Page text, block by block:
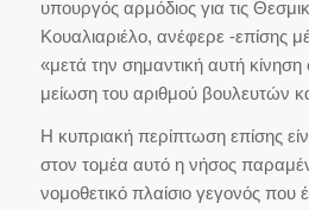
υπουργός αρμόδιος για τις
Κουαλιαριέλο, ανέφερε -επίσης
«μετά την σημαντική αυτή
μείωση του αριθμού βουλευτών
Η κυπριακή περίπτωση επίσης
στον τομέα αυτό η νήσος
νομοθετικό πλαίσιο γεγονός που